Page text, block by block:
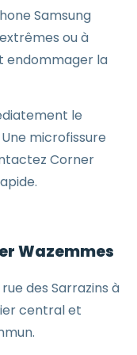
Samsung
ou à
endommager la
le
microfissure
Corner
Wazemmes
des Sarrazins à
central et